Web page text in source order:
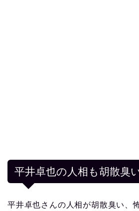
平井卓也の人相も胡散臭
平井卓也さんの人相が胡散臭い、